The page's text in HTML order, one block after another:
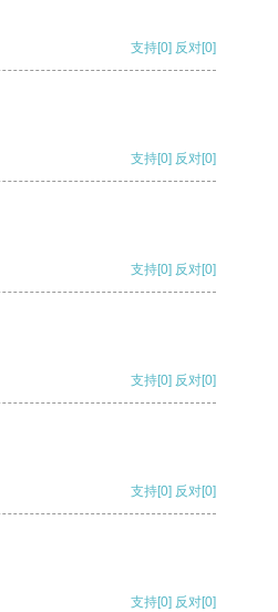
支持[0] 反对[0]
支持[0] 反对[0]
支持[0] 反对[0]
支持[0] 反对[0]
支持[0] 反对[0]
支持[0] 反对[0]